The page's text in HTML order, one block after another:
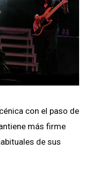
con el paso de
más firme
de sus